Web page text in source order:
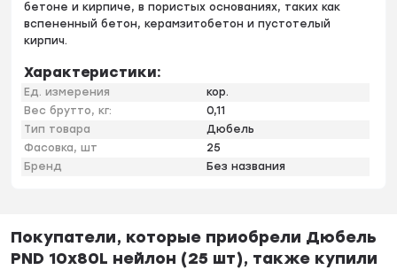
бетоне и кирпиче, в пористых основаниях, таких как
вспененный бетон, керамзитобетон и пустотелый
кирпич.
Характеристики:
Ед. измерения
кор.
Вес брутто, кг:
0,11
Тип товара
Дюбель
Фасовка, шт
25
Бренд
Без названия
Покупатели, которые приобрели Дюбель
PND 10х80L нейлон (25 шт), также купили